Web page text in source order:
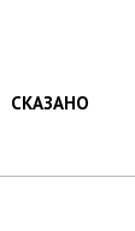
СКАЗАНО